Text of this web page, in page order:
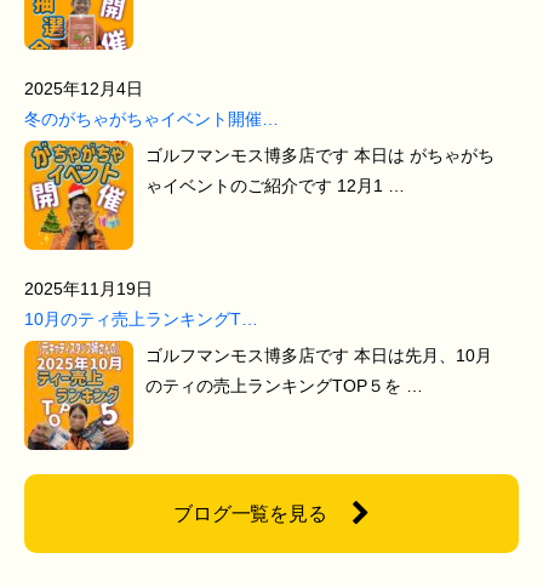
2025年12月4日
冬のがちゃがちゃイベント開催…
ゴルフマンモス博多店です 本日は がちゃがち
ゃイベントのご紹介です 12月1 …
2025年11月19日
10月のティ売上ランキングT…
ゴルフマンモス博多店です 本日は先月、10月
のティの売上ランキングTOP５を …
ブログ一覧を見る